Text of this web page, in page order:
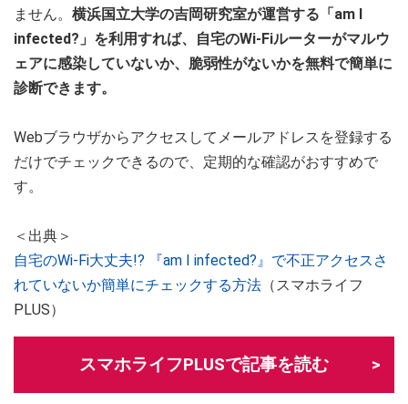
ません。 横浜国立大学の吉岡研究室が運営する「am I
infected?」を利用すれば、自宅のWi-Fiルーターがマルウ
ェアに感染していないか、脆弱性がないかを無料で簡単に
診断できます。
Webブラウザからアクセスしてメールアドレスを登録する
だけでチェックできるので、定期的な確認がおすすめで
す。
＜出典＞
自宅のWi-Fi大丈夫!? 『am I infected?』で不正アクセスさ
れていないか簡単にチェックする方法 （スマホライフ
PLUS）
スマホライフPLUSで記事を読む